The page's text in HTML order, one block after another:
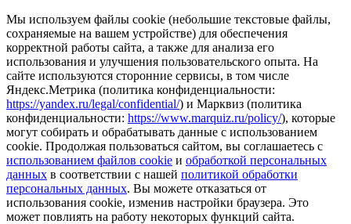
Мы используем файлы cookie (небольшие текстовые файлы,
сохраняемые на вашем устройстве) для обеспечения
корректной работы сайта, а также для анализа его
использования и улучшения пользовательского опыта. На
сайте используются сторонние сервисы, в том числе
Яндекс.Метрика (политика конфиденциальности:
https://yandex.ru/legal/confidential/) и Марквиз (политика
конфиденциальности: https://www.marquiz.ru/policy/), которые
могут собирать и обрабатывать данные с использованием
cookie. Продолжая пользоваться сайтом, вы соглашаетесь с
использованием файлов cookie и обработкой персональных
данных в соответствии с нашей политикой обработки
персональных данных. Вы можете отказаться от
использования cookie, изменив настройки браузера. Это
может повлиять на работу некоторых функций сайта.